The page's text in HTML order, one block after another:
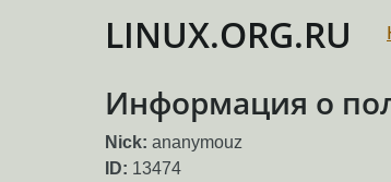
LINUX.ORG.RU
Информация о
Nick: ananymouz
ID: 13474